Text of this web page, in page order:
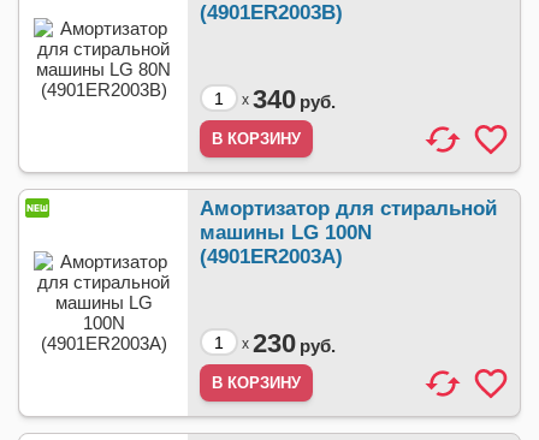
(4901ER2003B)
x 340 руб.
Амортизатор для стиральной
машины LG 100N
(4901ER2003A)
x 230 руб.